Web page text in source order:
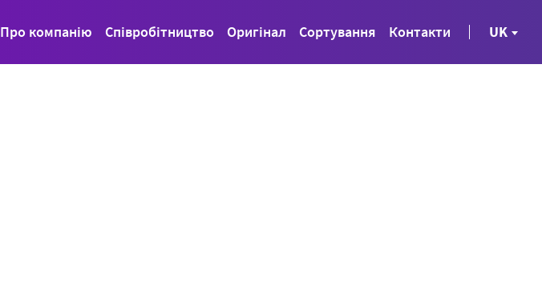
Про компанію Співробітництво Оригінал Сортування Контакти UK